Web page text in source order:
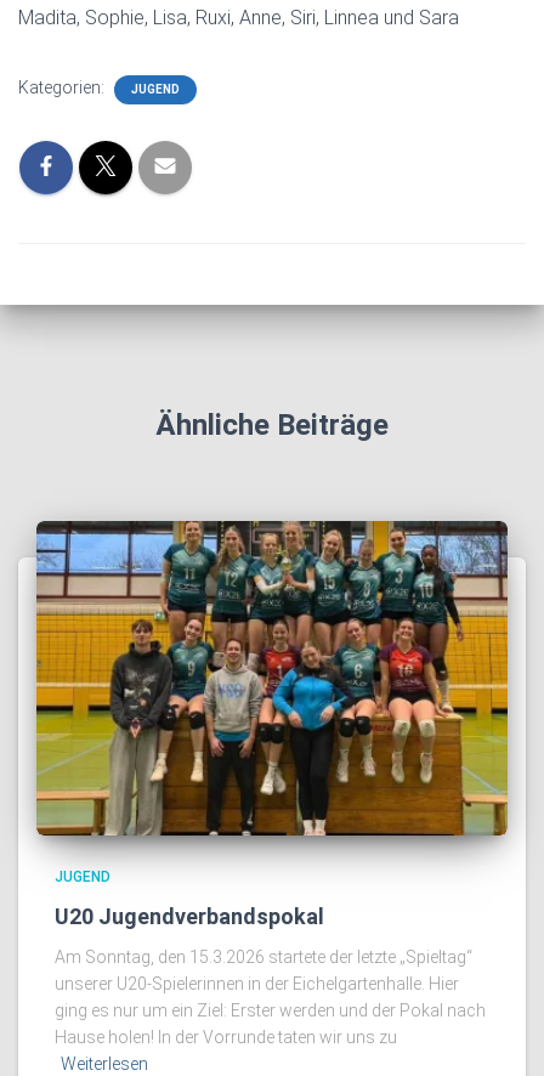
Madita, Sophie, Lisa, Ruxi, Anne, Siri, Linnea und Sara
Kategorien: JUGEND
Ähnliche Beiträge
JUGEND
U20 Jugendverbandspokal
Am Sonntag, den 15.3.2026 startete der letzte „Spieltag“
unserer U20-Spielerinnen in der Eichelgartenhalle. Hier
ging es nur um ein Ziel: Erster werden und der Pokal nach
Hause holen! In der Vorrunde taten wir uns zu
Weiterlesen